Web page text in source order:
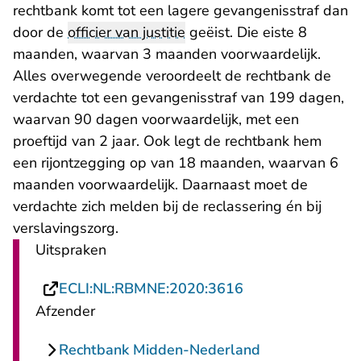
rechtbank komt tot een lagere gevangenisstraf dan
door de officier van justitie geëist. Die eiste 8
maanden, waarvan 3 maanden voorwaardelijk.
Alles overwegende veroordeelt de rechtbank de
verdachte tot een gevangenisstraf van 199 dagen,
waarvan 90 dagen voorwaardelijk, met een
proeftijd van 2 jaar. Ook legt de rechtbank hem
een rijontzegging op van 18 maanden, waarvan 6
maanden voorwaardelijk. Daarnaast moet de
verdachte zich melden bij de reclassering én bij
verslavingszorg.
Uitspraken
ECLI:NL:RBMNE:2020:3616
Afzender
Rechtbank Midden-Nederland